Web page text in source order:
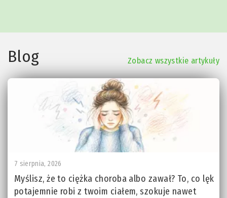
Blog Zobacz wszystkie artykuły
7 sierpnia, 2026
Myślisz, że to ciężka choroba albo zawał? To, co lęk
potajemnie robi z twoim ciałem, szokuje nawet